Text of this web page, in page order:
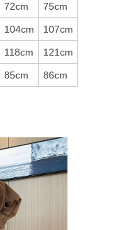
72cm 75cm
104cm 107cm
118cm 121cm
85cm 86cm